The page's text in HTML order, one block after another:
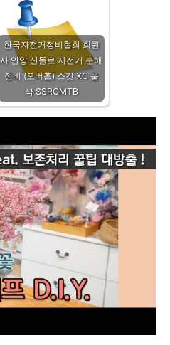
한국자전거정비협회 회원
사 안양 산돌로 자전거 분해
정비 (오버홀) 스캇 XC 풀
샥 SSRCMTB